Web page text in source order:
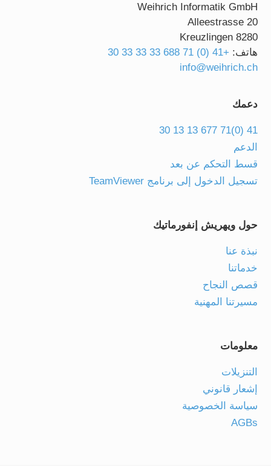
Weihrich Informatik GmbH
Alleestrasse 20
8280 Kreuzlingen
هاتف: +41 (0) 71 688 33 33 33 30
info@weihrich.ch
دعمك
41 (0)71 677 13 13 30
الدعم
قسط التحكم عن بعد
تسجيل الدخول إلى برنامج TeamViewer
حول ويهريش إنفورماتيك
نبذة عنا
خدماتنا
قصص النجاح
مسيرتنا المهنية
معلومات
التنزيلات
إشعار قانوني
سياسة الخصوصية
AGBs